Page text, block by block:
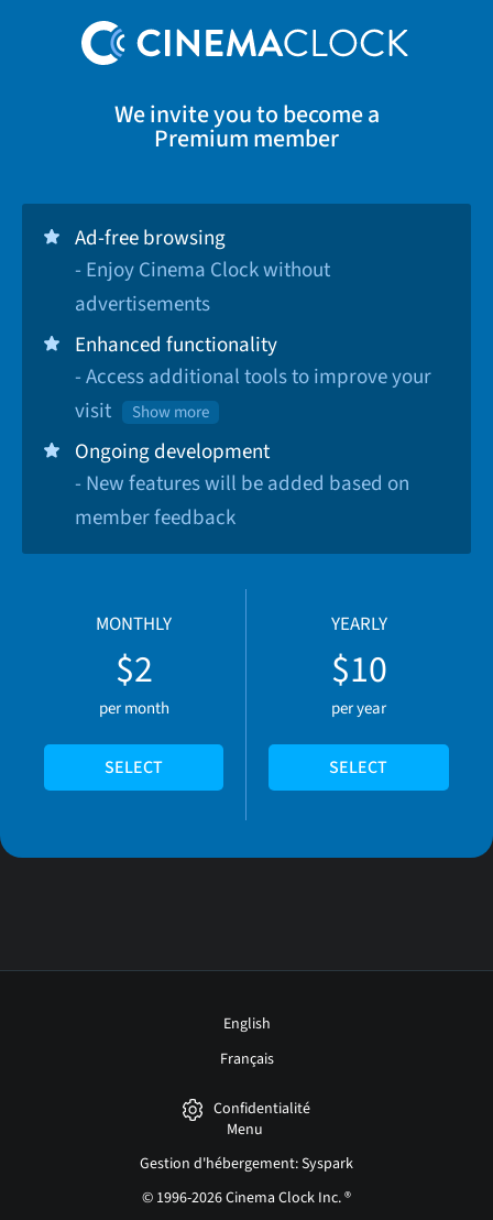
We invite you to become a
Premium member
Ad-free browsing
- Enjoy Cinema Clock without
advertisements
Enhanced functionality
- Access additional tools to improve your
visit
Show more
Ongoing development
- New features will be added based on
member feedback
MONTHLY
$2
per month
SELECT
YEARLY
$10
per year
SELECT
English
Français
Confidentialité
Menu
Gestion d'hébergement: Syspark
© 1996-2026 Cinema Clock Inc. ®